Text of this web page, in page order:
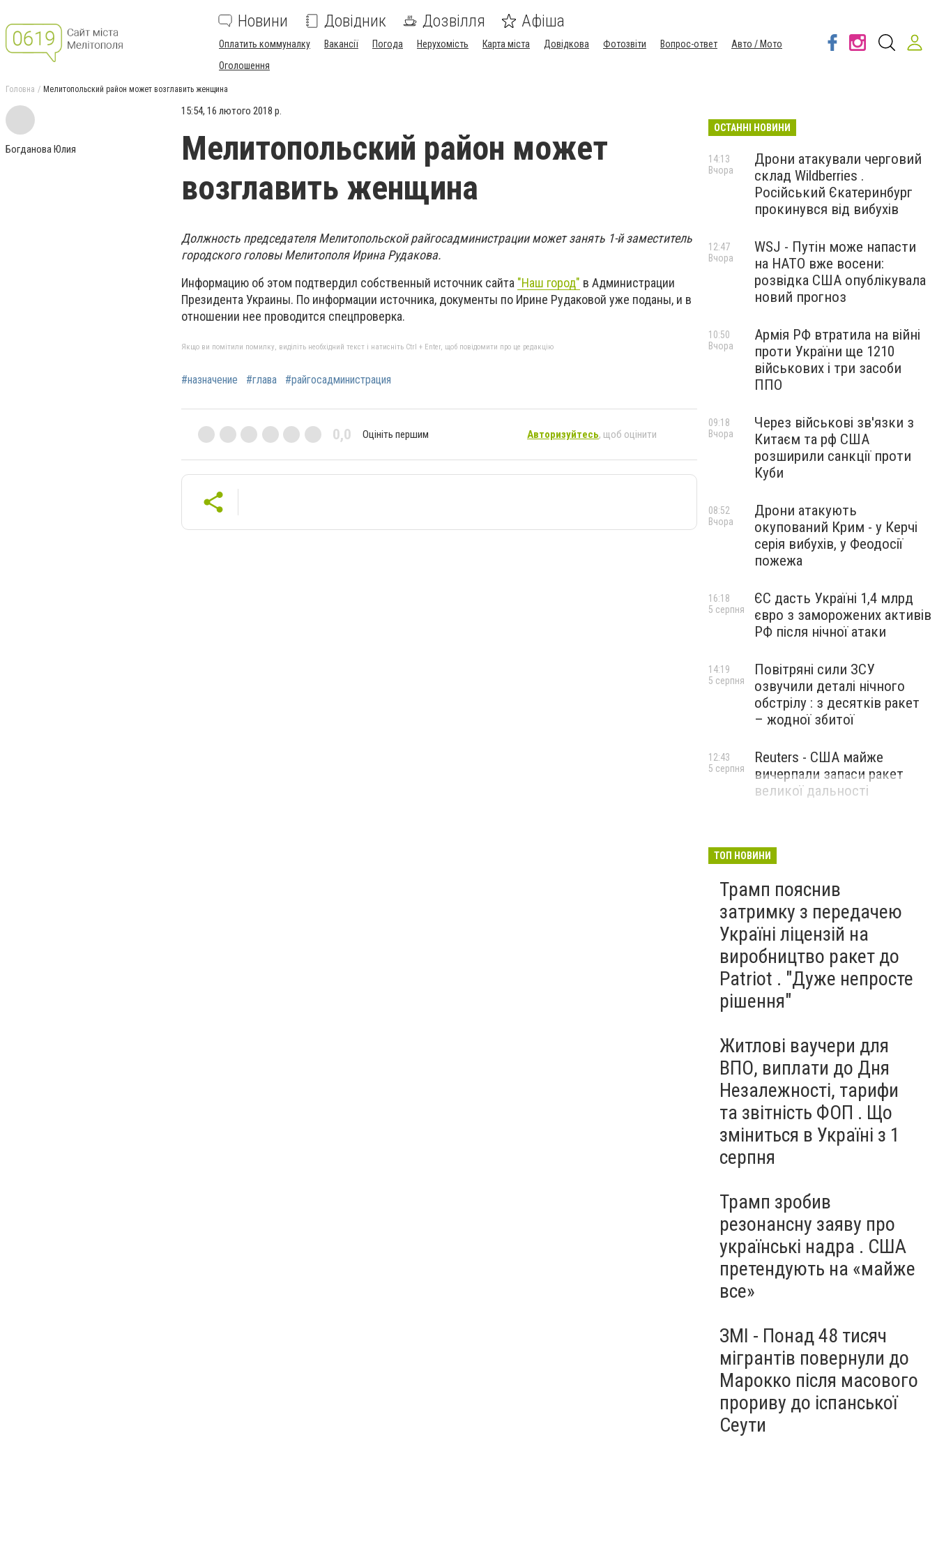
Новини Довідник Дозвілля Афіша
Оплатить коммуналку Вакансії Погода Нерухомість Карта міста Довідкова Фотозвіти Вопрос-ответ
Авто / Мото
Оголошення
Головна Мелитопольский район может возглавить женщина
Богданова Юлия
15:54, 16 лютого 2018 р.
Мелитопольский район может
возглавить женщина
Должность председателя Мелитопольской райгосадминистрации может занять 1-й заместитель
городского головы Мелитополя Ирина Рудакова.
Информацию об этом подтвердил собственный источник сайта "Наш город" в Администрации
Президента Украины. По информации источника, документы по Ирине Рудаковой уже поданы, и в
отношении нее проводится спецпроверка.
Якщо ви помітили помилку, виділіть необхідний текст і натисніть Ctrl + Enter, щоб повідомити про це редакцію
#назначение #глава #райгосадминистрация
0,0 Оцініть першим Авторизуйтесь, щоб оцінити
ОСТАННІ НОВИНИ
Дрони атакували черговий
склад Wildberries .
Російський Єкатеринбург
прокинувся від вибухів
14:13
Вчора
WSJ - Путін може напасти
на НАТО вже восени:
розвідка США опублікувала
новий прогноз
12:47
Вчора
Армія РФ втратила на війні
проти України ще 1210
військових і три засоби
ППО
10:50
Вчора
Через військові зв'язки з
Китаєм та рф США
розширили санкції проти
Куби
09:18
Вчора
Дрони атакують
окупований Крим - у Керчі
серія вибухів, у Феодосії
пожежа
08:52
Вчора
ЄС дасть Україні 1,4 млрд
євро з заморожених активів
РФ після нічної атаки
16:18
5 серпня
Повітряні сили ЗСУ
озвучили деталі нічного
обстрілу : з десятків ракет
– жодної збитої
14:19
5 серпня
Reuters - США майже
вичерпали запаси ракет
великої дальності
12:43
5 серпня
ТОП НОВИНИ
Трамп пояснив
затримку з передачею
Україні ліцензій на
виробництво ракет до
Patriot . "Дуже непросте
рішення"
Житлові ваучери для
ВПО, виплати до Дня
Незалежності, тарифи
та звітність ФОП . Що
зміниться в Україні з 1
серпня
Трамп зробив
резонансну заяву про
українські надра . США
претендують на «майже
все»
ЗМІ - Понад 48 тисяч
мігрантів повернули до
Марокко після масового
прориву до іспанської
Сеути